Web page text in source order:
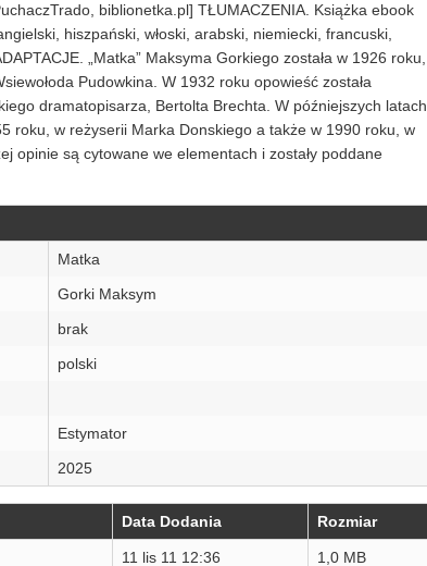
biblionetka.pl] TŁUMACZENIA. Książka ebook
hiszpański, włoski, arabski, niemiecki, francuski,
„Matka” Maksyma Gorkiego została w 1926 roku,
Pudowkina. W 1932 roku opowieść została
dramatopisarza, Bertolta Brechta. W późniejszych latach
roku, w reżyserii Marka Donskiego a także w 1990 roku, w
opinie są cytowane we elementach i zostały poddane
Matka
Gorki Maksym
brak
polski
Estymator
2025
Data Dodania Rozmiar
11 lis 11 12:36 1,0 MB